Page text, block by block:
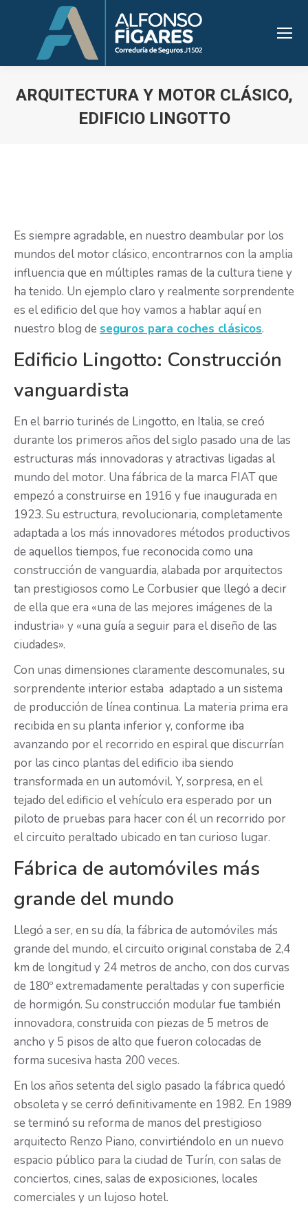
ARQUITECTURA Y MOTOR CLÁSICO,
EDIFICIO LINGOTTO
Es siempre agradable, en nuestro deambular por los
mundos del motor clásico, encontrarnos con la amplia
influencia que en múltiples ramas de la cultura tiene y
ha tenido. Un ejemplo claro y realmente sorprendente
es el edificio del que hoy vamos a hablar aquí en
nuestro blog de seguros para coches clásicos.
Edificio Lingotto: Construcción
vanguardista
En el barrio turinés de Lingotto, en Italia, se creó
durante los primeros años del siglo pasado una de las
estructuras más innovadoras y atractivas ligadas al
mundo del motor. Una fábrica de la marca FIAT que
empezó a construirse en 1916 y fue inaugurada en
1923. Su estructura, revolucionaria, completamente
adaptada a los más innovadores métodos productivos
de aquellos tiempos, fue reconocida como una
construcción de vanguardia, alabada por arquitectos
tan prestigiosos como Le Corbusier que llegó a decir
de ella que era «una de las mejores imágenes de la
industria» y «una guía a seguir para el diseño de las
ciudades».
Con unas dimensiones claramente descomunales, su
sorprendente interior estaba adaptado a un sistema
de producción de línea continua. La materia prima era
recibida en su planta inferior y, conforme iba
avanzando por el recorrido en espiral que discurrían
por las cinco plantas del edificio iba siendo
transformada en un automóvil. Y, sorpresa, en el
tejado del edificio el vehículo era esperado por un
piloto de pruebas para hacer con él un recorrido por
el circuito peraltado ubicado en tan curioso lugar.
Fábrica de automóviles más
grande del mundo
Llegó a ser, en su día, la fábrica de automóviles más
grande del mundo, el circuito original constaba de 2,4
km de longitud y 24 metros de ancho, con dos curvas
de 180º extremadamente peraltadas y con superficie
de hormigón. Su construcción modular fue también
innovadora, construida con piezas de 5 metros de
ancho y 5 pisos de alto que fueron colocadas de
forma sucesiva hasta 200 veces.
En los años setenta del siglo pasado la fábrica quedó
obsoleta y se cerró definitivamente en 1982. En 1989
se terminó su reforma de manos del prestigioso
arquitecto Renzo Piano, convirtiéndolo en un nuevo
espacio público para la ciudad de Turín, con salas de
conciertos, cines, salas de exposiciones, locales
comerciales y un lujoso hotel.